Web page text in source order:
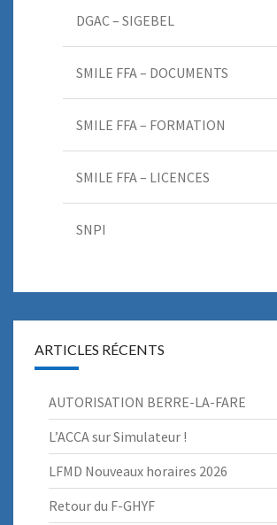
DGAC – SIGEBEL
SMILE FFA – DOCUMENTS
SMILE FFA – FORMATION
SMILE FFA – LICENCES
SNPI
ARTICLES RÉCENTS
AUTORISATION BERRE-LA-FARE
L’ACCA sur Simulateur !
LFMD Nouveaux horaires 2026
Retour du F-GHYF